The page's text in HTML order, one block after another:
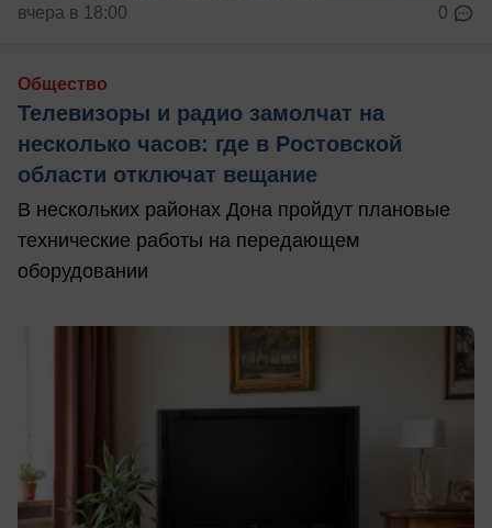
вчера в 18:00 0
Общество
Телевизоры и радио замолчат на
несколько часов: где в Ростовской
области отключат вещание
В нескольких районах Дона пройдут плановые
технические работы на передающем
оборудовании